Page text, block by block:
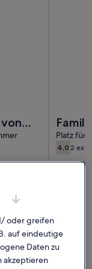
suite
Platz für
4,04,0 von
2
mit
City Center Of
Weitere
oder greifen
auf eindeutige
Daten zu
akzeptieren